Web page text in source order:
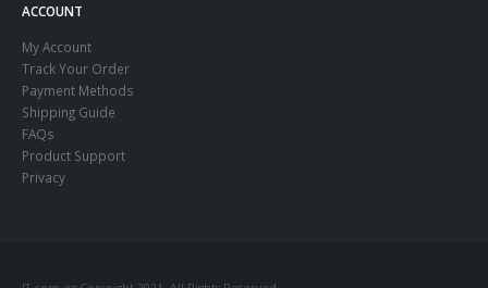
ACCOUNT
My Account
Track Your Order
Payment Methods
Shipping Guide
FAQs
Product Support
Privacy